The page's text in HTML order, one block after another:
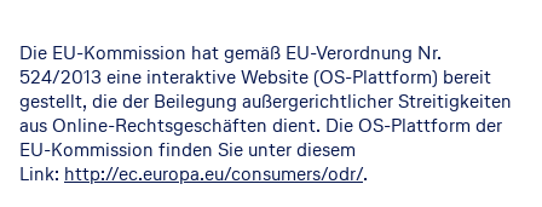
Die EU-Kommission hat gemäß EU-Verordnung Nr.
524/2013 eine interaktive Website (OS-Plattform) bereit
gestellt, die der Beilegung außergerichtlicher Streitigkeiten
aus Online-Rechtsgeschäften dient. Die OS-Plattform der
EU-Kommission finden Sie unter diesem
Link: http://ec.europa.eu/consumers/odr/.